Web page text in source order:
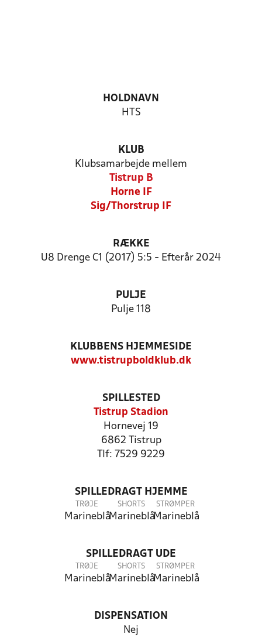
HOLDNAVN
HTS
KLUB
Klubsamarbejde mellem
Tistrup B
Horne IF
Sig/Thorstrup IF
RÆKKE
U8 Drenge C1 (2017) 5:5 - Efterår 2024
PULJE
Pulje 118
KLUBBENS HJEMMESIDE
www.tistrupboldklub.dk
SPILLESTED
Tistrup Stadion
Hornevej 19
6862 Tistrup
Tlf: 7529 9229
SPILLEDRAGT HJEMME
TRØJE
Marineblå
SHORTS
Marineblå
STRØMPER
Marineblå
SPILLEDRAGT UDE
TRØJE
Marineblå
SHORTS
Marineblå
STRØMPER
Marineblå
DISPENSATION
Nej